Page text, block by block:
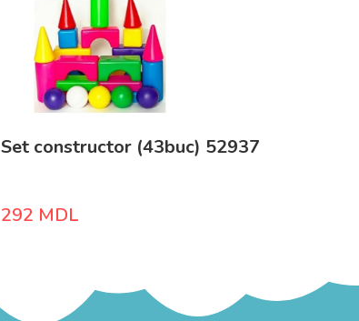
Set constructor (43buc) 52937
292 MDL